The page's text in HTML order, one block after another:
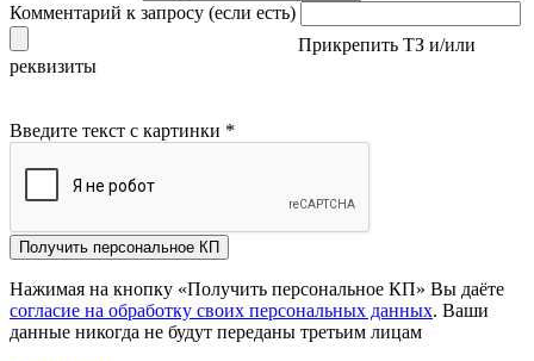
Комментарий к запросу (если есть)
Прикрепить ТЗ и/или
реквизиты
Введите текст с картинки *
Получить персональное КП
Нажимая на кнопку «Получить персональное КП» Вы даёте
согласие на обработку своих персональных данных. Ваши
данные никогда не будут переданы третьим лицам